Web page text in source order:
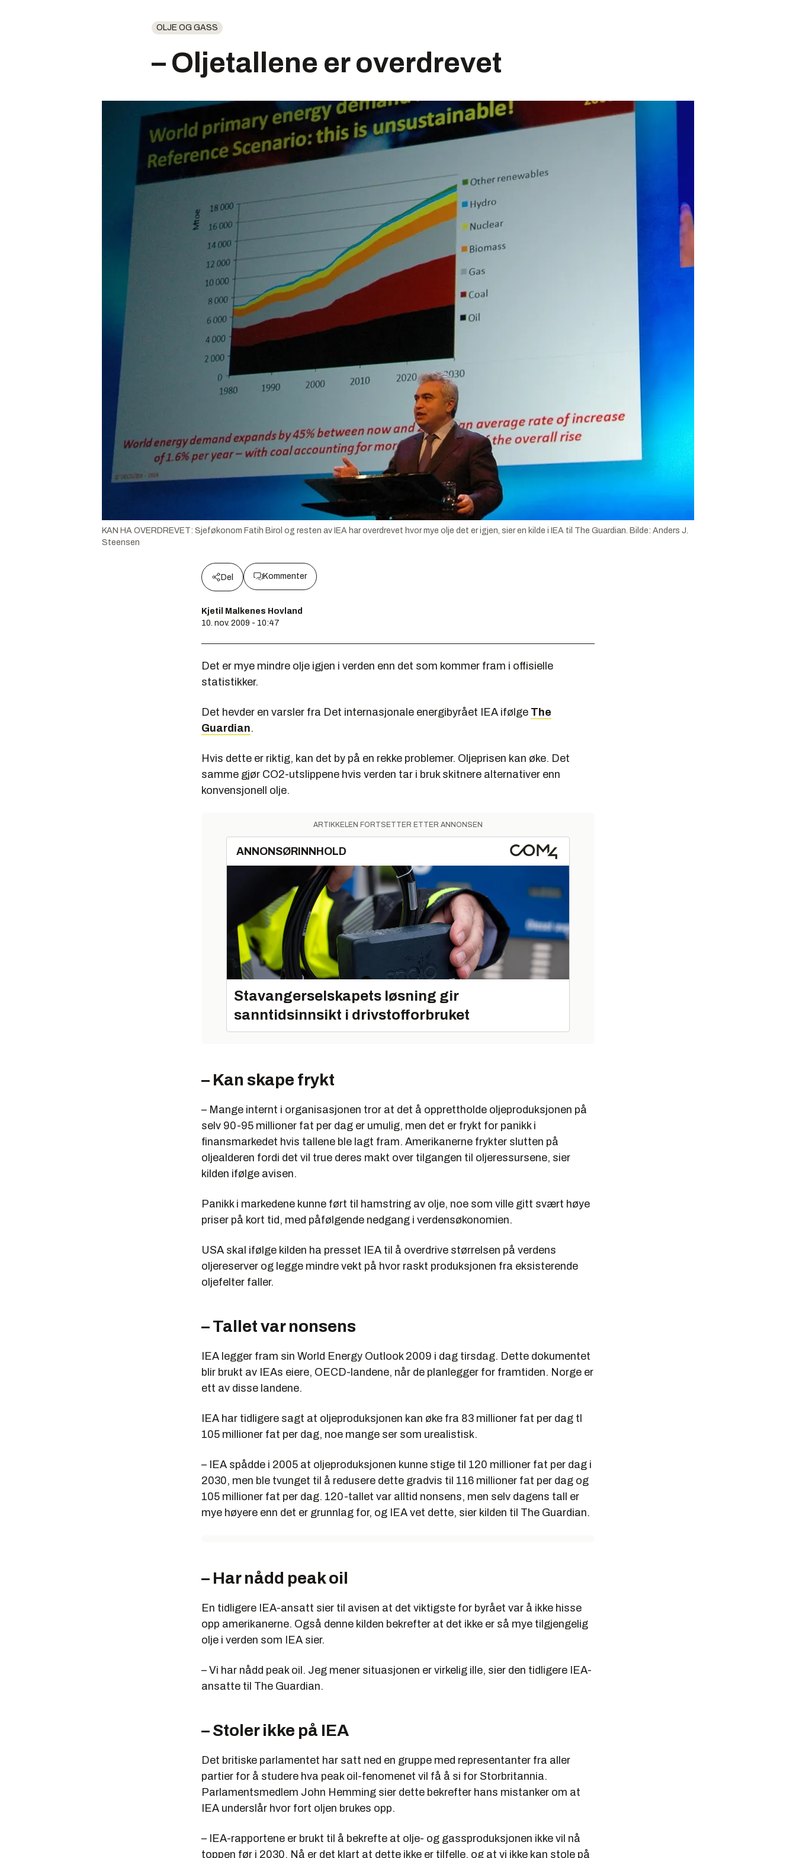
OLJE OG GASS
– Oljetallene er overdrevet
KAN HA OVERDREVET: Sjeføkonom Fatih Birol og resten av IEA har overdrevet hvor mye olje det er igjen, sier en kilde i IEA til The Guardian. Bilde: Anders J.
Steensen
Del Kommenter
Kjetil Malkenes Hovland
10. nov. 2009 - 10:47
Det er mye mindre olje igjen i verden enn det som kommer fram i offisielle
statistikker.
Det hevder en varsler fra Det internasjonale energibyrået IEA ifølge The
Guardian.
Hvis dette er riktig, kan det by på en rekke problemer. Oljeprisen kan øke. Det
samme gjør CO2-utslippene hvis verden tar i bruk skitnere alternativer enn
konvensjonell olje.
ARTIKKELEN FORTSETTER ETTER ANNONSEN
ANNONSØRINNHOLD
Stavangerselskapets løsning gir
sanntidsinnsikt i drivstofforbruket
– Kan skape frykt
– Mange internt i organisasjonen tror at det å opprettholde oljeproduksjonen på
selv 90-95 millioner fat per dag er umulig, men det er frykt for panikk i
finansmarkedet hvis tallene ble lagt fram. Amerikanerne frykter slutten på
oljealderen fordi det vil true deres makt over tilgangen til oljeressursene, sier
kilden ifølge avisen.
Panikk i markedene kunne ført til hamstring av olje, noe som ville gitt svært høye
priser på kort tid, med påfølgende nedgang i verdensøkonomien.
USA skal ifølge kilden ha presset IEA til å overdrive størrelsen på verdens
oljereserver og legge mindre vekt på hvor raskt produksjonen fra eksisterende
oljefelter faller.
– Tallet var nonsens
IEA legger fram sin World Energy Outlook 2009 i dag tirsdag. Dette dokumentet
blir brukt av IEAs eiere, OECD-landene, når de planlegger for framtiden. Norge er
ett av disse landene.
IEA har tidligere sagt at oljeproduksjonen kan øke fra 83 millioner fat per dag tl
105 millioner fat per dag, noe mange ser som urealistisk.
– IEA spådde i 2005 at oljeproduksjonen kunne stige til 120 millioner fat per dag i
2030, men ble tvunget til å redusere dette gradvis til 116 millioner fat per dag og
105 millioner fat per dag. 120-tallet var alltid nonsens, men selv dagens tall er
mye høyere enn det er grunnlag for, og IEA vet dette, sier kilden til The Guardian.
– Har nådd peak oil
En tidligere IEA-ansatt sier til avisen at det viktigste for byrået var å ikke hisse
opp amerikanerne. Også denne kilden bekrefter at det ikke er så mye tilgjengelig
olje i verden som IEA sier.
– Vi har nådd peak oil. Jeg mener situasjonen er virkelig ille, sier den tidligere IEA-
ansatte til The Guardian.
– Stoler ikke på IEA
Det britiske parlamentet har satt ned en gruppe med representanter fra aller
partier for å studere hva peak oil-fenomenet vil få å si for Storbritannia.
Parlamentsmedlem John Hemming sier dette bekrefter hans mistanker om at
IEA underslår hvor fort oljen brukes opp.
– IEA-rapportene er brukt til å bekrefte at olje- og gassproduksjonen ikke vil nå
toppen før i 2030. Nå er det klart at dette ikke er tilfelle, og at vi ikke kan stole på